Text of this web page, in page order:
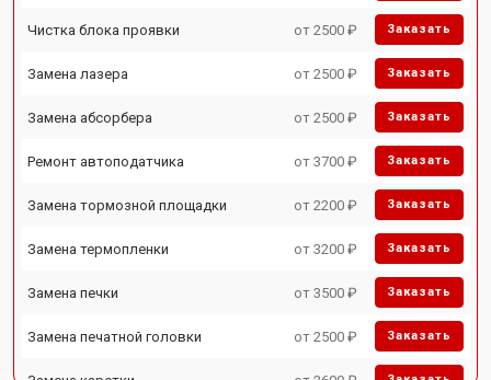
Чистка блока проявки от 2500 ₽ Заказать
Замена лазера от 2500 ₽ Заказать
Замена абсорбера от 2500 ₽ Заказать
Ремонт автоподатчика от 3700 ₽ Заказать
Замена тормозной площадки от 2200 ₽ Заказать
Замена термопленки от 3200 ₽ Заказать
Замена печки от 3500 ₽ Заказать
Замена печатной головки от 2500 ₽ Заказать